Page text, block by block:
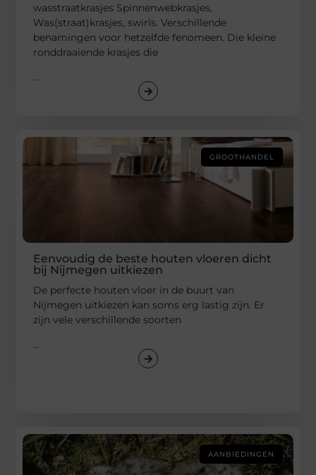
wasstraatkrasjes Spinnenwebkrasjes,
Was(straat)krasjes, swirls. Verschillende
benamingen voor hetzelfde fenomeen. Die kleine
ronddraaiende krasjes die
...
GROOTHANDEL
Eenvoudig de beste houten vloeren dicht
bij Nijmegen uitkiezen
De perfecte houten vloer in de buurt van
Nijmegen uitkiezen kan soms erg lastig zijn. Er
zijn vele verschillende soorten
...
AANBIEDINGEN